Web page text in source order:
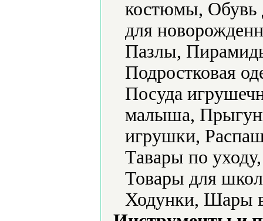
костюмы, Обувь
для
Пазлы,
Подростковая
Посуда
малыша,
игрушки,
Тавары по
Товары для
Ходунки, Шары